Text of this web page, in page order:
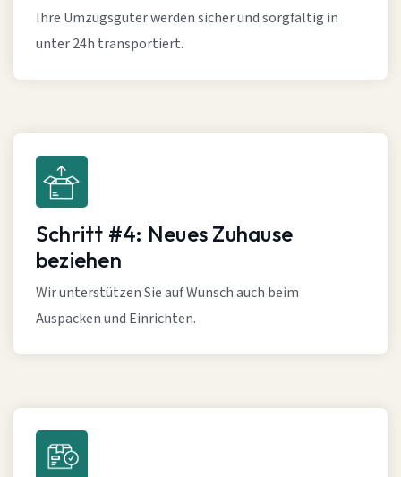
Ihre Umzugsgüter werden sicher und sorgfältig in
unter 24h transportiert.
Schritt #4: Neues Zuhause
beziehen
Wir unterstützen Sie auf Wunsch auch beim
Auspacken und Einrichten.